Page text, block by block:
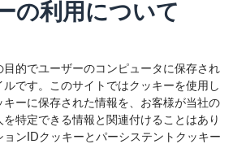
の利用について
的でユーザーのコンピュータに保存され
です。このサイトではクッキーを使用し
ーに保存された情報を、お客様が当社の
特定できる情報と関連付けることはあり
ョンIDクッキーとパーシステントクッキー